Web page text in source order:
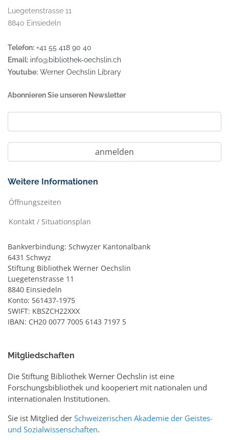
Luegetenstrasse 11
8840 Einsiedeln
Telefon: +41 55 418 90 40
Email: info@bibliothek-oechslin.ch
Youtube: Werner Oechslin Library
Abonnieren Sie unseren Newsletter
Weitere Informationen
Öffnungszeiten
Kontakt / Situationsplan
Bankverbindung: Schwyzer Kantonalbank
6431 Schwyz
Stiftung Bibliothek Werner Oechslin
Luegetenstrasse 11
8840 Einsiedeln
Konto: 561437-1975
SWIFT: KBSZCH22XXX
IBAN: CH20 0077 7005 6143 7197 5
Mitgliedschaften
Die Stiftung Bibliothek Werner Oechslin ist eine
Forschungsbibliothek und kooperiert mit nationalen und
internationalen Institutionen.
Sie ist Mitglied der Schweizerischen Akademie der Geistes-
und Sozialwissenschaften.